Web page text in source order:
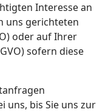
Interesse an
uns gerichteten
oder auf Ihrer
sofern diese
uns, bis Sie uns zur